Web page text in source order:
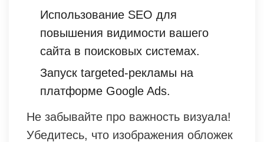
Использование SEO для
повышения видимости вашего
сайта в поисковых системах.
Запуск targeted-рекламы на
платформе Google Ads.
Не забывайте про важность визуала!
Убедитесь, что изображения обложек